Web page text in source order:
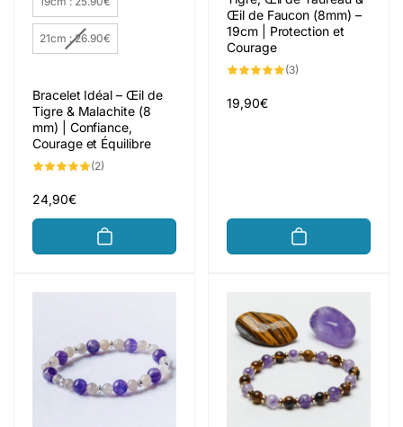
21cm : 26.90€
Bracelet Idéal – Œil de
Tigre & Malachite (8
mm) | Confiance,
Courage et Équilibre
(2)
Prix
habituel
24,90€
Œil de Faucon (8mm) –
19cm | Protection et
Courage
(3)
Prix
19,90€